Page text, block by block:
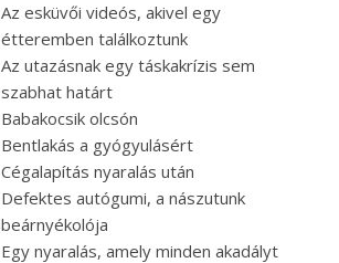
Az esküvői videós, akivel egy
étteremben találkoztunk
Az utazásnak egy táskakrízis sem
szabhat határt
Babakocsik olcsón
Bentlakás a gyógyulásért
Cégalapítás nyaralás után
Defektes autógumi, a nászutunk
beárnyékolója
Egy nyaralás, amely minden akadályt